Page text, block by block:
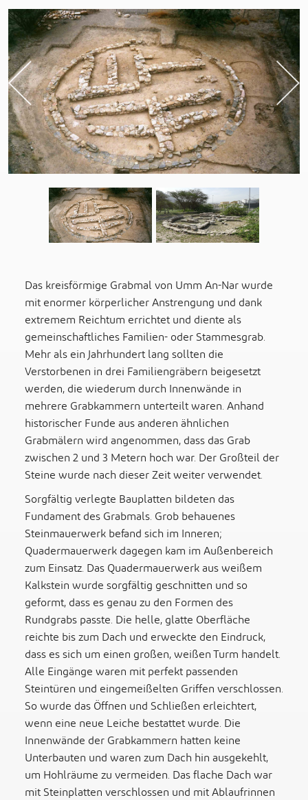
Previous
Das kreisförmige Grabmal von Umm An-Nar wurde
mit enormer körperlicher Anstrengung und dank
extremem Reichtum errichtet und diente als
gemeinschaftliches Familien- oder Stammesgrab.
Mehr als ein Jahrhundert lang sollten die
Verstorbenen in drei Familiengräbern beigesetzt
werden, die wiederum durch Innenwände in
mehrere Grabkammern unterteilt waren. Anhand
historischer Funde aus anderen ähnlichen
Grabmälern wird angenommen, dass das Grab
zwischen 2 und 3 Metern hoch war. Der Großteil der
Steine wurde nach dieser Zeit weiter verwendet.
Sorgfältig verlegte Bauplatten bildeten das
Fundament des Grabmals. Grob behauenes
Steinmauerwerk befand sich im Inneren;
Quadermauerwerk dagegen kam im Außenbereich
zum Einsatz. Das Quadermauerwerk aus weißem
Kalkstein wurde sorgfältig geschnitten und so
geformt, dass es genau zu den Formen des
Rundgrabs passte. Die helle, glatte Oberfläche
reichte bis zum Dach und erweckte den Eindruck,
dass es sich um einen großen, weißen Turm handelt.
Alle Eingänge waren mit perfekt passenden
Steintüren und eingemeißelten Griffen verschlossen.
So wurde das Öffnen und Schließen erleichtert,
wenn eine neue Leiche bestattet wurde. Die
Innenwände der Grabkammern hatten keine
Unterbauten und waren zum Dach hin ausgekehlt,
um Hohlräume zu vermeiden. Das flache Dach war
mit Steinplatten verschlossen und mit Ablaufrinnen